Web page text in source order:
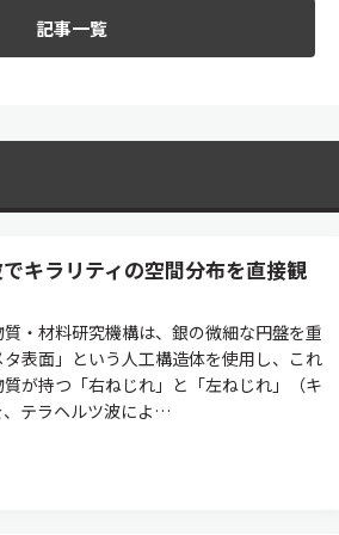
記事一覧
キラリティの空間分布を直接観
・材料研究機構は、銀の微細な円盤を重
表面」という人工構造体を使用し、これ
が持つ「右ねじれ」と「左ねじれ」（キ
、テラヘルツ波によ…